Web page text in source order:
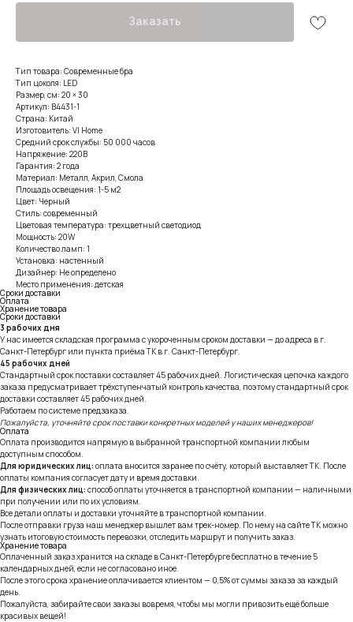
Заказать
Тип товара: Современные бра
Тип цоколя: LED
Размер, см: 20 × 30
Артикул: B4431-1
Страна: Китай
Изготовитель: VI Home
Средний срок службы: 50 000 часов
Напряжение: 220В
Гарантия: 2 года
Материал: Металл, Акрил, Смола
Площадь освещения: 1-5 м2
Цвет: Черный
Стиль: современный
Цветовая температура: трехцветный светодиод
Мощность: 20W
Количество ламп: 1
Установка: настенный
Дизайнер: Не определено
Место применения: детская
Сроки доставки
Оплата
Хранение товара
Сроки доставки
3 рабочих дня
У нас имеется складская программа с укороченным сроком доставки — до адреса в г.
Санкт-Петербург или пункта приёма ТК в г. Санкт-Петербург.
45 рабочих дней
Стандартный срок поставки составляет 45 рабочих дней. Логистическая цепочка каждого
заказа предусматривает трёхступенчатый контроль качества, поэтому стандартный срок
доставки составляет 45 рабочих дней.
Работаем по системе предзаказа.
Пожалуйста, уточняйте срок поставки конкретных моделей у наших менеджеров!
Оплата
Оплата производится напрямую в выбранной транспортной компании любым
доступным способом.
Для юридических лиц: оплата вносится заранее по счёту, который выставляет ТК. После
оплаты компания согласует дату и время доставки.
Для физических лиц: способ оплаты уточняется в транспортной компании — наличными
при получении или по их условиям.
Все детали оплаты и доставки уточняйте в транспортной компании.
После отправки груза наш менеджер вышлет вам трек-номер. По нему на сайте ТК можно
узнать итоговую стоимость перевозки, отследить маршрут и получить заказ.
Хранение товара
Оплаченный заказ хранится на складе в Санкт-Петербурге бесплатно в течение 5
календарных дней, если не согласовано иное.
После этого срока хранение оплачивается клиентом — 0,5% от суммы заказа за каждый
день.
Пожалуйста, забирайте свои заказы вовремя, чтобы мы могли привозить ещё больше
красивых вещей!